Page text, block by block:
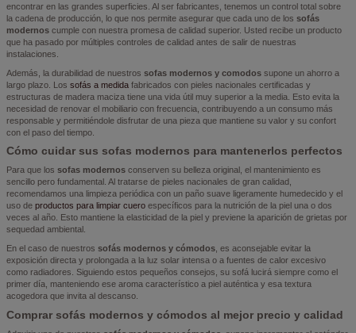
encontrar en las grandes superficies. Al ser fabricantes, tenemos un control total sobre
la cadena de producción, lo que nos permite asegurar que cada uno de lossofás
modernos cumple con nuestra promesa de calidad superior. Usted recibe un producto
que ha pasado por múltiples controles de calidad antes de salir de nuestras
instalaciones.
Además, la durabilidad de nuestrossofas modernos y comodos supone un ahorro a
largo plazo. Lossofás a medida fabricados con pieles nacionales certificadas y
estructuras de madera maciza tiene una vida útil muy superior a la media. Esto evita la
necesidad de renovar el mobiliario con frecuencia, contribuyendo a un consumo más
responsable y permitiéndole disfrutar de una pieza que mantiene su valor y su confort
con el paso del tiempo.
Cómo cuidar sus sofas modernos para mantenerlos perfectos
Para que lossofas modernos conserven su belleza original, el mantenimiento es
sencillo pero fundamental. Al tratarse de pieles nacionales de gran calidad,
recomendamos una limpieza periódica con un paño suave ligeramente humedecido y el
uso deproductos para limpiar cuero específicos para la nutrición de la piel una o dos
veces al año. Esto mantiene la elasticidad de la piel y previene la aparición de grietas por
sequedad ambiental.
En el caso de nuestrossofás modernos y cómodos , es aconsejable evitar la
exposición directa y prolongada a la luz solar intensa o a fuentes de calor excesivo
como radiadores. Siguiendo estos pequeños consejos, su sofá lucirá siempre como el
primer día, manteniendo ese aroma característico a piel auténtica y esa textura
acogedora que invita al descanso.
Comprar sofás modernos y cómodos al mejor precio y calidad